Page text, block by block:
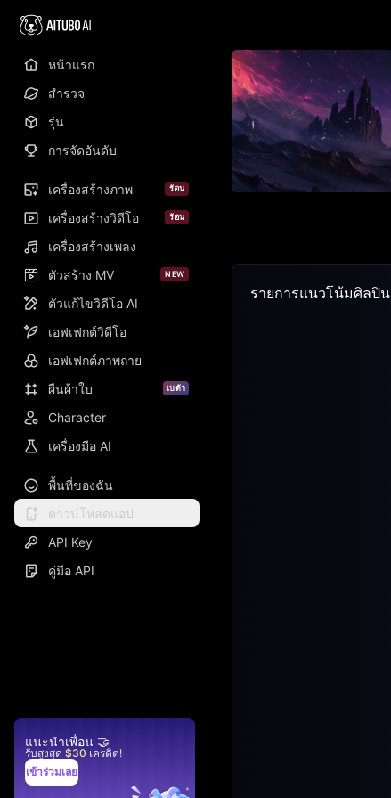
หน้าแรก
สำรวจ
รุ่น
การจัดอันดับ
เครื่องสร้างภาพ ร้อน
เครื่องสร้างวิดีโอ ร้อน
เครื่องสร้างเพลง
ตัวสร้าง MV
NEW
ตัวแก้ไขวิดีโอ AI
เอฟเฟกต์วิดีโอ
เอฟเฟกต์ภาพถ่าย
ผืนผ้าใบ
เบต้า
Character
เครื่องมือ AI
พื้นที่ของฉัน
ดาวน์โหลดแอป
API Key
คู่มือ API
แนะนำเพื่อน 🤝
รับสูงสุด $30 เครดิต!
เข้าร่วมเลย
รายการแนวโน้มศิลปิน